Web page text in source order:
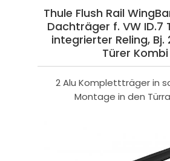
Thule Flush Rail
Dachträger f. VW ID.7
integrierter Reling,
Türer Kombi
2 Alu Komplettträger in
Montage in den